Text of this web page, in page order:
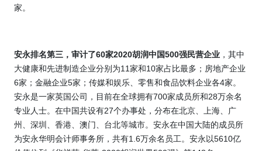
家。
安永排名第三，审计了60家2020胡润中国500强民营企业 ，其中
大健康和先进制造企业分别为11家和10家占比最多；房地产企业
6家；金融企业5家；传媒和娱乐、零售和食品饮料企业各4家。
安永是一家英国公司，目前在全球拥有700家成员所和28万余名
专业人士。在中国共设有27个办事处，分布在北京、上海、广
州、深圳、香港、澳门、台北等城市。安永在中国大陆的成员所
为安永华明会计师事务所，共有1.6万余名员工。安永以5610亿